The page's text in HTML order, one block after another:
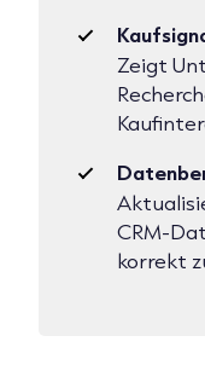
Zeigt
CRM-
korrekt